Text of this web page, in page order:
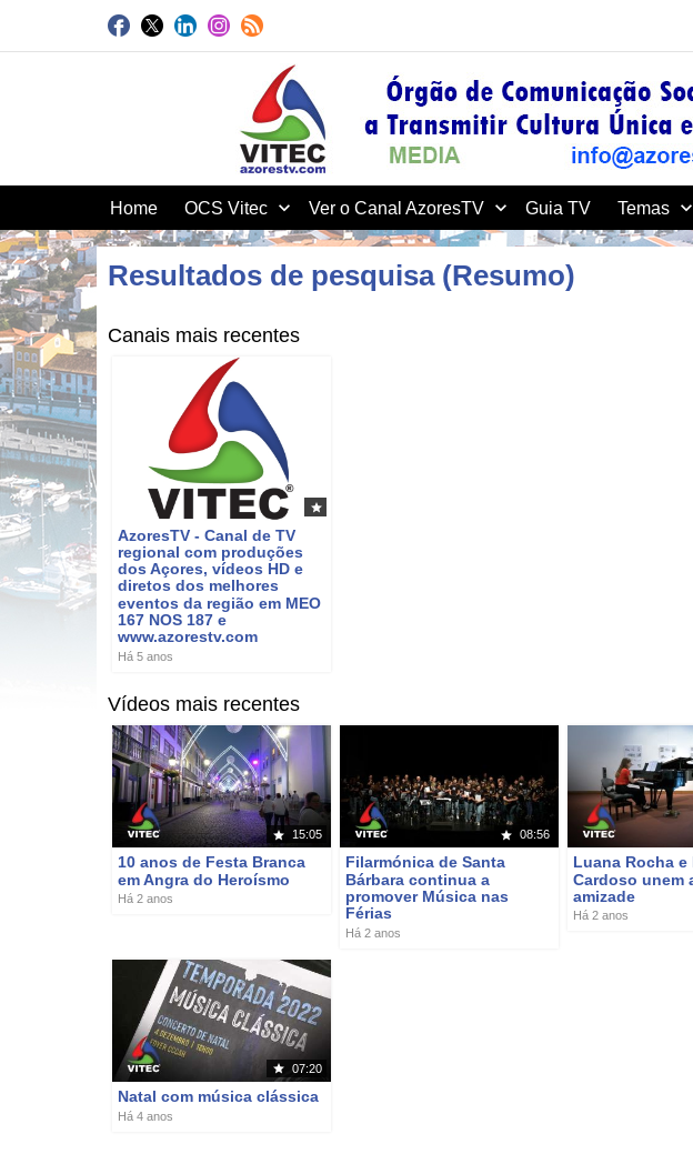
Home OCS Vitec Ver o Canal AzoresTV Guia TV Temas
Resultados de pesquisa (Resumo)
Canais mais recentes
AzoresTV - Canal de TV
regional com produções
dos Açores, vídeos HD e
diretos dos melhores
eventos da região em MEO
167 NOS 187 e
www.azorestv.com
Há 5 anos
Vídeos mais recentes
15:05
10 anos de Festa Branca
em Angra do Heroísmo
Há 2 anos
08:56
Filarmónica de Santa
Bárbara continua a
promover Música nas
Férias
Há 2 anos
Luana Rocha
Cardoso unem
amizade
Há 2 anos
07:20
Natal com música clássica
Há 4 anos